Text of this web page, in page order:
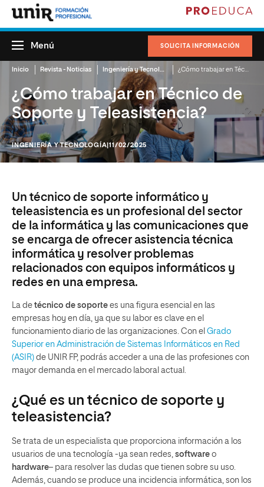
SOLICITA INFORMACIÓN
Menú
Inicio Revista - Noticias
¿Cómo trabajar en Técnico de
Soporte y Teleasistencia?
INGENIERÍA Y TECNOLOGÍA |11/02/2025
Un técnico de soporte informático y
teleasistencia es un profesional del sector
de la informática y las comunicaciones que
se encarga de ofrecer asistencia técnica
informática y resolver problemas
relacionados con equipos informáticos y
redes en una empresa.
La de técnico de soporte es una figura esencial en las
empresas hoy en día, ya que su labor es clave en el
funcionamiento diario de las organizaciones. Con el Grado
Superior en Administración de Sistemas Informáticos en Red
(ASIR) de UNIR FP, podrás acceder a una de las profesiones con
mayor demanda en el mercado laboral actual.
¿Qué es un técnico de soporte y
teleasistencia?
Se trata de un especialista que proporciona información a los
usuarios de una tecnología -ya sean redes, software o
hardware– para resolver las dudas que tienen sobre su uso.
Además, cuando se produce una incidencia informática, son los